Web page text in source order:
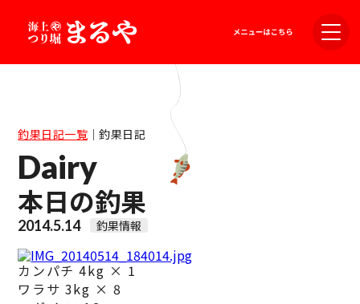
釣果日記一覧｜釣果日記
Dairy
本日の釣果
2014.5.14 釣果情報
カンパチ 4kg × 1
ワラサ 3kg × 8